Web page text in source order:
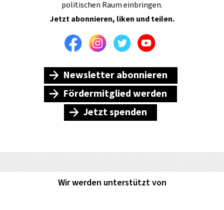
politischen Raum einbringen.
Jetzt abonnieren, liken und teilen.
FacebookInstagramTwitterYoutube
Newsletter abonnieren
Fördermitglied werden
Jetzt spenden
Wir werden unterstützt von